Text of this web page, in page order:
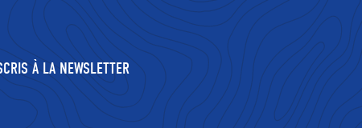
À LA NEWSLETTER